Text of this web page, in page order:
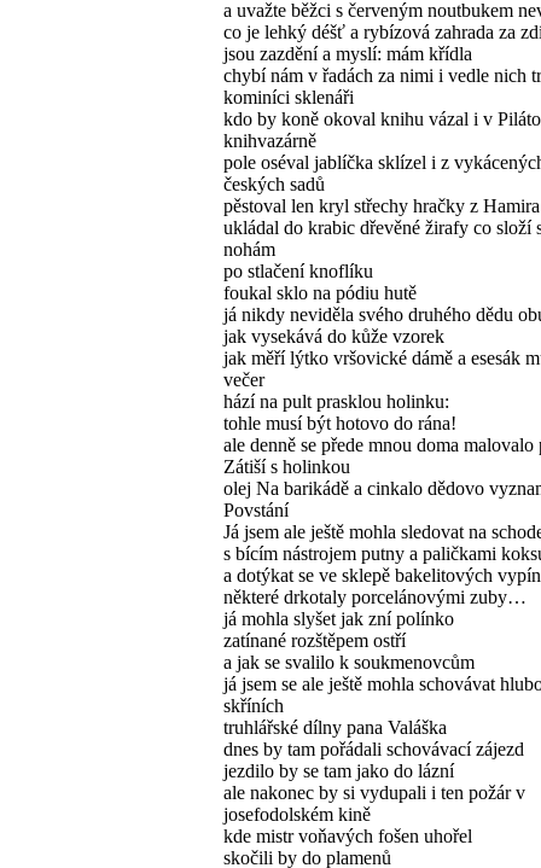
a uvažte běžci s červeným noutbukem
co je lehký déšť a rybízová zahrada za
jsou zazdění a myslí: mám křídla
chybí nám v řadách za nimi i vedle nich
kominíci sklenáři
kdo by koně okoval knihu vázal i v
knihvazárně
pole oséval jablíčka sklízel i z
českých sadů
pěstoval len kryl střechy hračky z Hamira
ukládal do krabic dřevěné žirafy co složí
nohám
po stlačení knoflíku
foukal sklo na pódiu hutě
já nikdy neviděla svého druhého dědu
jak vysekává do kůže vzorek
jak měří lýtko vršovické dámě a esesák
večer
hází na pult prasklou holinku:
tohle musí být hotovo do rána!
ale denně se přede mnou doma malovalo
Zátiší s holinkou
olej Na barikádě a cinkalo dědovo
Povstání
Já jsem ale ještě mohla sledovat na
s bícím nástrojem putny a paličkami
a dotýkat se ve sklepě bakelitových
některé drkotaly porcelánovými zuby…
já mohla slyšet jak zní polínko
zatínané rozštěpem ostří
a jak se svalilo k soukmenovcům
já jsem se ale ještě mohla schovávat
skříních
truhlářské dílny pana Valáška
dnes by tam pořádali schovávací zájezd
jezdilo by se tam jako do lázní
ale nakonec by si vydupali i ten požár v
josefodolském kině
kde mistr voňavých fošen uhořel
skočili by do plamenů